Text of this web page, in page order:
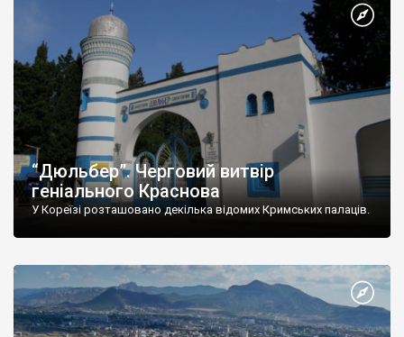
“Дюльбер”. Черговий витвір
геніального Краснова
У Кореїзі розташовано декілька відомих Кримських палаців.